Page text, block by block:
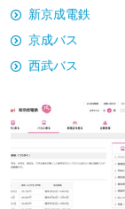
新京成電鉄
京成バス
西武バス